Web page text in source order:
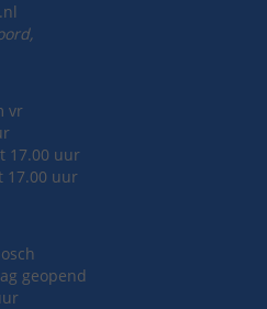
vr
17.00 uur
17.00 uur
geopend